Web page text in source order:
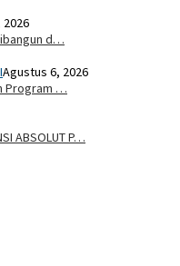
d…
Agustus 6, 2026
Program …
ABSOLUT P…